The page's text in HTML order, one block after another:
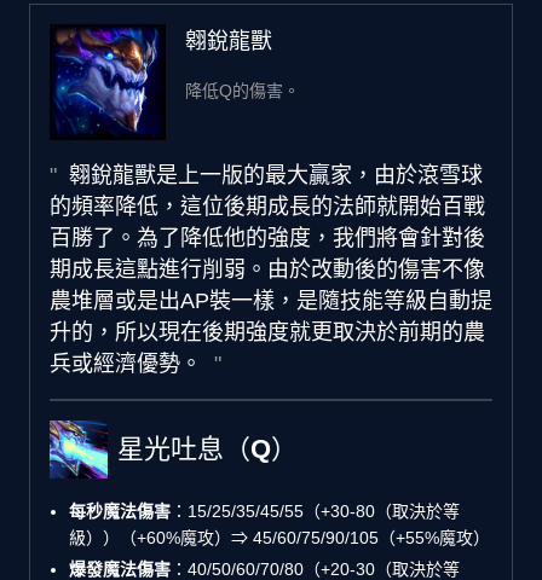
翱銳龍獸
降低Q的傷害。
翱銳龍獸是上一版的最大贏家，由於滾雪球
的頻率降低，這位後期成長的法師就開始百戰
百勝了。為了降低他的強度，我們將會針對後
期成長這點進行削弱。由於改動後的傷害不像
農堆層或是出AP裝一樣，是隨技能等級自動提
升的，所以現在後期強度就更取決於前期的農
兵或經濟優勢。
星光吐息（Q）
每秒魔法傷害 ：15/25/35/45/55（+30-80（取決於等
級））（+60%魔攻）⇒ 45/60/75/90/105（+55%魔攻）
爆發魔法傷害 ：40/50/60/70/80（+20-30（取決於等